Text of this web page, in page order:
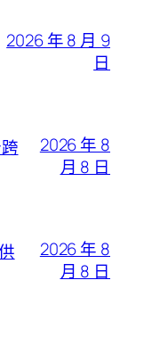
2026 年 8 月 9
日
2026 年 8
月 8 日
2026 年 8
月 8 日